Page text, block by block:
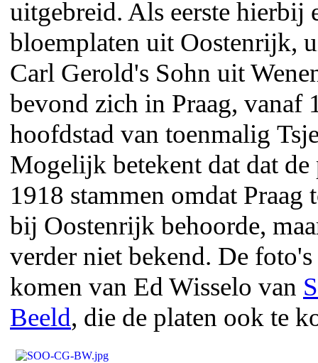
uitgebreid. Als eerste hierbij
bloemplaten uit Oostenrijk,
Carl Gerold's Sohn uit
bevond zich in Praag, vanaf
hoofdstad van toenmalig
Mogelijk betekent dat dat
1918 stammen omdat Praag
bij Oostenrijk behoorde,
verder niet bekend. De
komen van Ed Wisselo van
Beeld, die de platen ook te